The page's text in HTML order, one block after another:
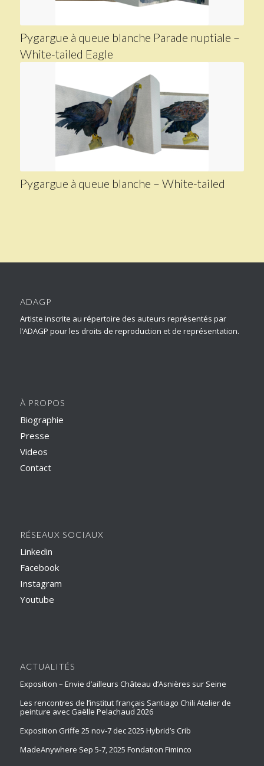
Pygargue à queue blanche Parade nuptiale –
White-tailed Eagle
Pygargue à queue blanche – White-tailed
ADAGP
Artiste inscrite au répertoire des auteurs représentés par
l’ADAGP pour les droits de reproduction et de représentation.
À PROPOS
Biographie
Presse
Videos
Contact
RÉSEAUX SOCIAUX
Linkedin
Facebook
Instagram
Youtube
ACTUALITÉS
Exposition – Envie d’ailleurs Château d’Asnières sur Seine
Les rencontres de l’institut français Santiago Chili Atelier de
peinture avec Gaëlle Pelachaud 2026
Exposition Griffe 25 nov-7 dec 2025 Hybrid’s Crib
MadeAnywhere Sep 5-7, 2025 Fondation Fiminco